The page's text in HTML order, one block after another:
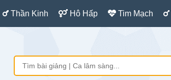
Thần Kinh Hô Hấp Tim Mạch